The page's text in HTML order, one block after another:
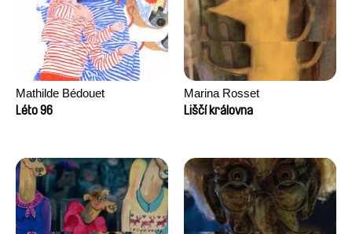
Mathilde Bédouet
Léto 96
Marina Rosset
Liščí královna